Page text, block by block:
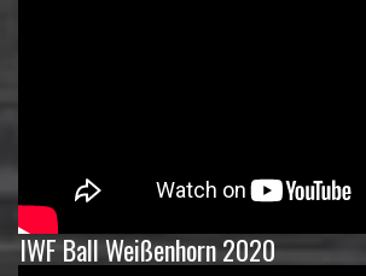
IWF Ball Weißenhorn 2020